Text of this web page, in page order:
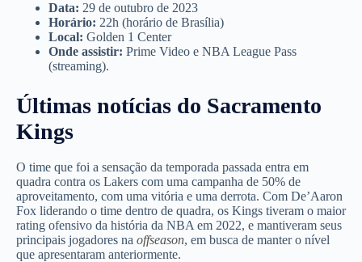
Data: 29 de outubro de 2023
Horário: 22h (horário de Brasília)
Local: Golden 1 Center
Onde assistir: Prime Video e NBA League Pass
(streaming).
Últimas notícias do Sacramento
Kings
O time que foi a sensação da temporada passada entra em
quadra contra os Lakers com uma campanha de 50% de
aproveitamento, com uma vitória e uma derrota. Com De’Aaron
Fox liderando o time dentro de quadra, os Kings tiveram o maior
rating ofensivo da história da NBA em 2022, e mantiveram seus
principais jogadores na offseason, em busca de manter o nível
que apresentaram anteriormente.